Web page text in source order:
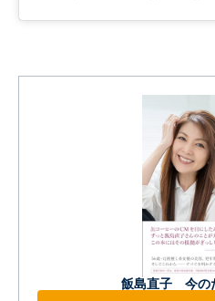
飯島直子 今の